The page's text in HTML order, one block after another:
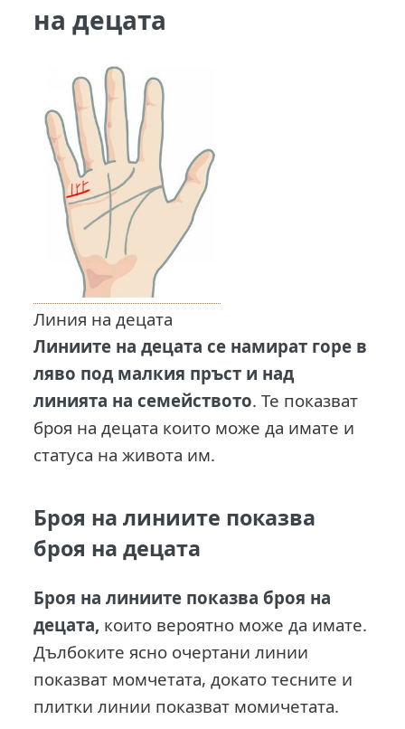
на децата
Линия на децата
Линиите на децата се намират горе в
ляво под малкия пръст и над
линията на семейството. Те показват
броя на децата които може да имате и
статуса на живота им.
Броя на линиите показва
броя на децата
Броя на линиите показва броя на
децата, които вероятно може да имате.
Дълбоките ясно очертани линии
показват момчетата, докато тесните и
плитки линии показват момичетата.